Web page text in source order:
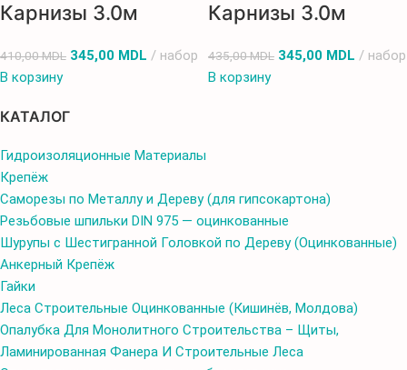
КАТАЛОГ
Гидроизоляционные Материалы
Крепёж
Саморезы по Металлу и Дереву (для гипсокартона)
Резьбовые шпильки DIN 975 — оцинкованные
Шурупы с Шестигранной Головкой по Дереву (Оцинкованные)
Анкерный Крепёж
Гайки
Леса Cтроительные Оцинкованные (Кишинёв, Молдова)
Опалубка Для Монолитного Строительства – Щиты,
Ламинированная Фанера И Строительные Леса
Карнизы 3.0м
410,00MDL 345,00 MDL
набор
В корзину
Карнизы 3.0м
435,00MDL 345,00 MDL
набор
В корзину